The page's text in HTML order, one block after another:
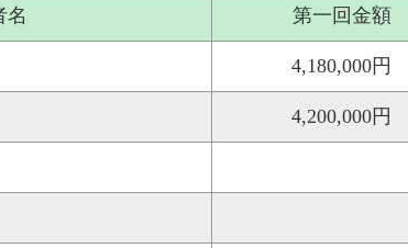
名 第一回金額
4,180,000円
4,200,000円